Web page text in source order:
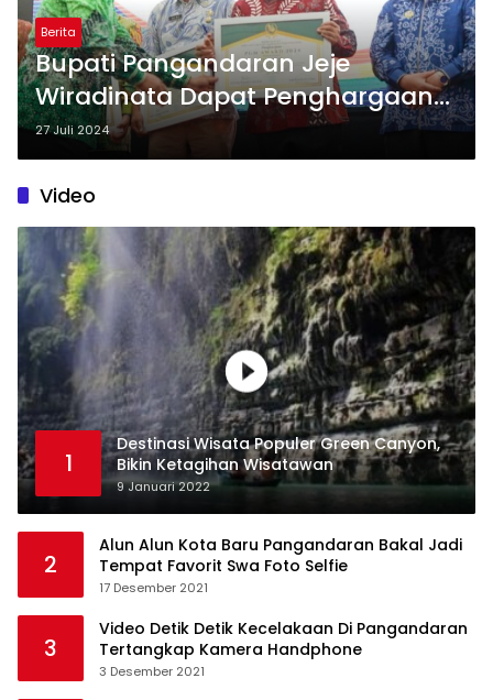
Berita
Bupati Pangandaran Jeje
Wiradinata Dapat Penghargaan
PGM Award 2024
27 Juli 2024
Video
1
Destinasi Wisata Populer Green Canyon,
Bikin Ketagihan Wisatawan
9 Januari 2022
2
Alun Alun Kota Baru Pangandaran Bakal Jadi
Tempat Favorit Swa Foto Selfie
17 Desember 2021
3
Video Detik Detik Kecelakaan Di Pangandaran
Tertangkap Kamera Handphone
3 Desember 2021